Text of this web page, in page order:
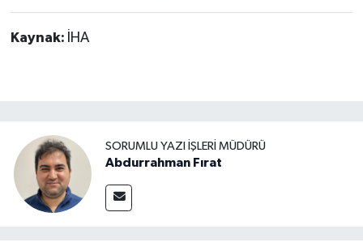
Kaynak: İHA
SORUMLU YAZI İŞLERI MÜDÜRÜ
Abdurrahman Fırat